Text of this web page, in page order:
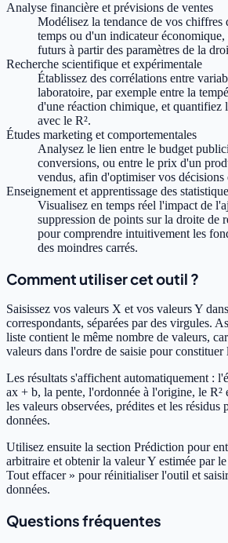
Analyse financière et prévisions de ventes
Modélisez la tendance de vos chiffres
temps ou d'un indicateur économique,
futurs à partir des paramètres de la
Recherche scientifique et expérimentale
Établissez des corrélations entre
laboratoire, par exemple entre la
d'une réaction chimique, et quantifiez
avec le R².
Études marketing et comportementales
Analysez le lien entre le budget
conversions, ou entre le prix d'un
vendus, afin d'optimiser vos décisions
Enseignement et apprentissage des
Visualisez en temps réel l'impact de
suppression de points sur la droite de
pour comprendre intuitivement les
des moindres carrés.
Comment utiliser cet outil ?
Saisissez vos valeurs X et vos valeurs Y
correspondants, séparées par des virgules.
liste contient le même nombre de valeurs,
valeurs dans l'ordre de saisie pour constituer
Les résultats s'affichent automatiquement :
ax + b, la pente, l'ordonnée à l'origine, le R²
les valeurs observées, prédites et les résidus
données.
Utilisez ensuite la section Prédiction pour
arbitraire et obtenir la valeur Y estimée par
Tout effacer » pour réinitialiser l'outil et
données.
Questions fréquentes